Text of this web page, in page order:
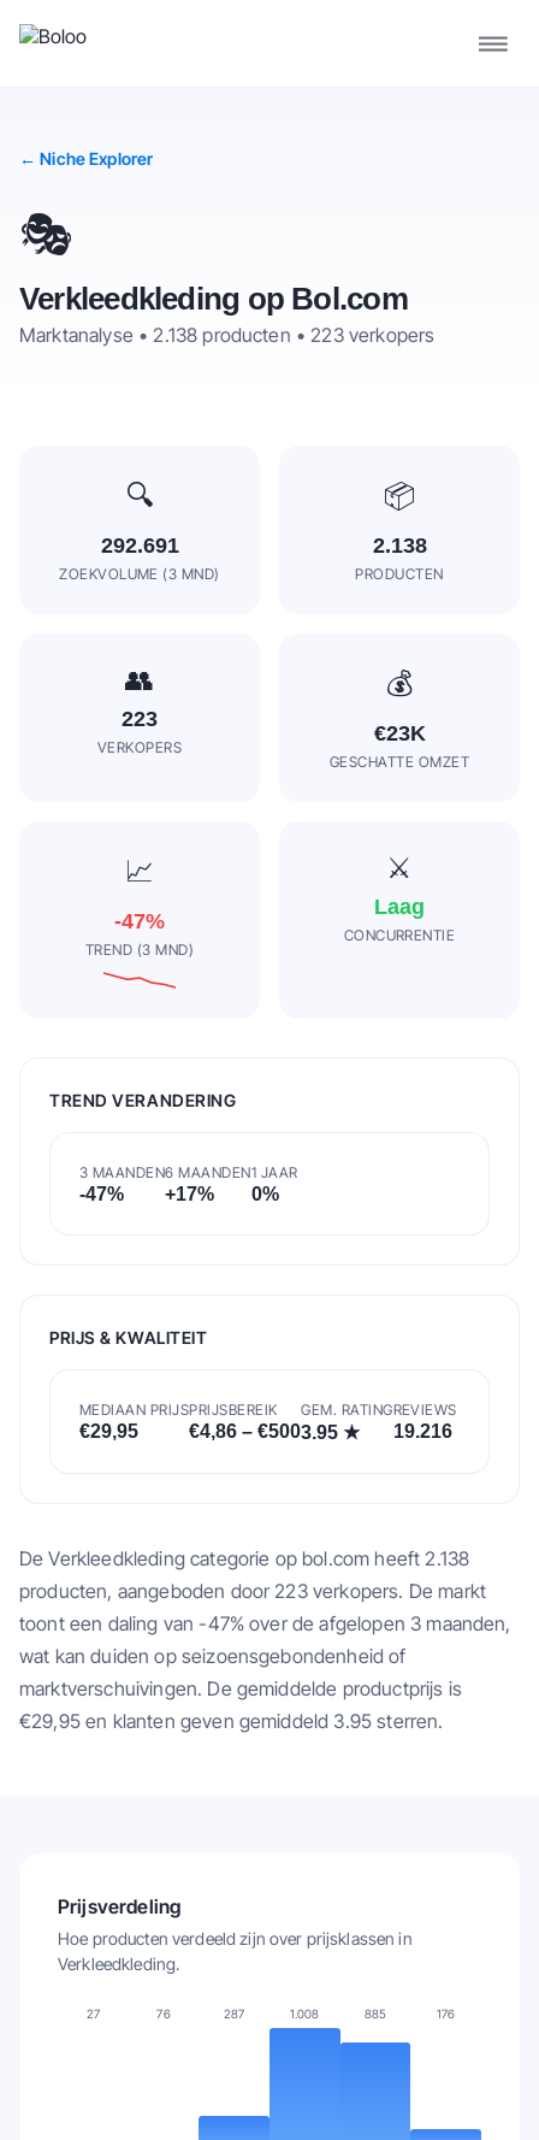
← Niche Explorer
🎭
Verkleedkleding op Bol.com
Marktanalyse •2.138 producten •223verkopers
🔍
292.691
ZOEKVOLUME (3 MND)
📦
2.138
PRODUCTEN
👥
223
VERKOPERS
💰
€23K
GESCHATTE OMZET
📈
-47%
TREND (3 MND)
⚔️
Laag
CONCURRENTIE
TREND VERANDERING
3 MAANDEN
-47%
6 MAANDEN
+17%
1 JAAR
0%
PRIJS & KWALITEIT
MEDIAAN PRIJS
€29,95
PRIJSBEREIK
€4,86 – €500
GEM. RATING
3.95 ★
REVIEWS
19.216
De Verkleedkleding categorie op bol.com heeft 2.138
producten, aangeboden door 223 verkopers. De markt
toont een daling van -47% over de afgelopen 3 maanden,
wat kan duiden op seizoensgebondenheid of
marktverschuivingen. De gemiddelde productprijs is
€29,95 en klanten geven gemiddeld 3.95 sterren.
Prijsverdeling
Hoe producten verdeeld zijn over prijsklassen in
Verkleedkleding.
27 76 287 1.008 885 176